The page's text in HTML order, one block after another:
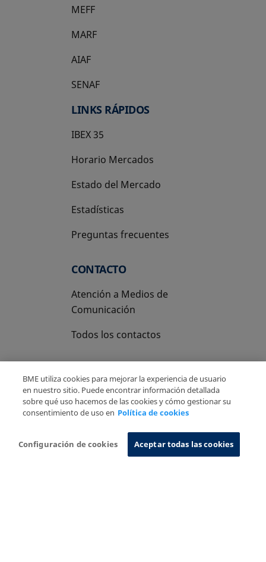
MEFF
se abre en una pestaña nueva
MARF
AIAF
SENAF
LINKS RÁPIDOS
IBEX 35
Horario Mercados
Estado del Mercado
Estadísticas
Preguntas frecuentes
CONTACTO
Atención a Medios de
Comunicación
Todos los contactos
Copyright Ⓒ BME 2026
Aviso Legal
Sistema de Información
BME utiliza cookies para mejorar la experiencia de usuario
en nuestro sitio. Puede encontrar información detallada
sobre qué uso hacemos de las cookies y cómo gestionar su
consentimiento de uso en Política de cookies
Configuración de cookies Aceptar todas las cookies